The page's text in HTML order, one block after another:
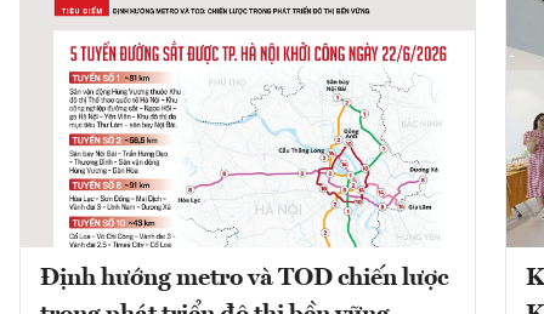
Định hướng metro và TOD chiến lược